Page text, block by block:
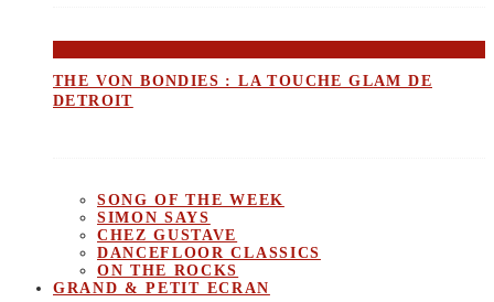
THE VON BONDIES : LA TOUCHE GLAM DE
DETROIT
SONG OF THE WEEK
SIMON SAYS
CHEZ GUSTAVE
DANCEFLOOR CLASSICS
ON THE ROCKS
GRAND & PETIT ECRAN